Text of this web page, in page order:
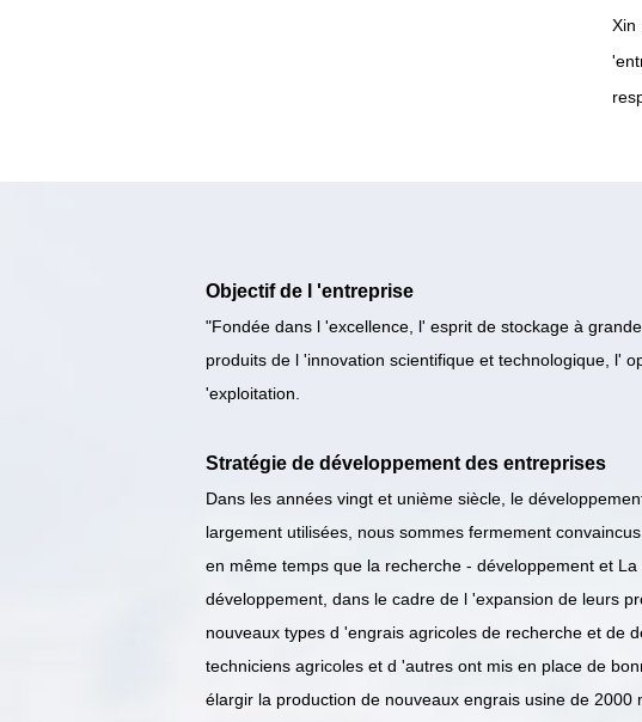
Xin
Objectif de l 'entreprise
"Fondée dans l 'excellence, l' esprit de stockage à
produits de l 'innovation scientifique et technologique, l'
'exploitation.
Stratégie de développement des entreprises
Dans les années vingt et unième siècle, le
largement utilisées, nous sommes fermement
en même temps que la recherche - développement et
développement, dans le cadre de l 'expansion de leurs
nouveaux types d 'engrais agricoles de recherche et de
techniciens agricoles et d 'autres ont mis en place de
élargir la production de nouveaux engrais usine de